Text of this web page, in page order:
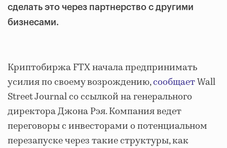
сделать это через партнерство с другими
бизнесами.
Криптобиржа FTX начала предпринимать
усилия по своему возрождению,сообщаетWall
Street Journal со ссылкой на генерального
директора Джона Рэя. Компания ведет
переговоры с инвесторами о потенциальном
перезапуске через такие структуры, как